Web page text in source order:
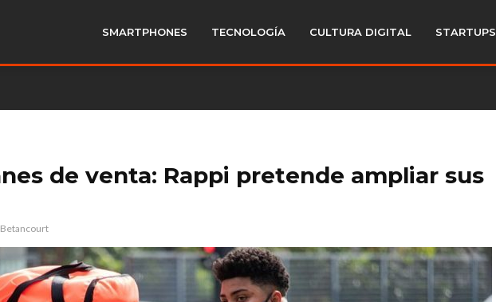
SMARTPHONES TECNOLOGÍA CULTURA DIGITAL STARTUPS
de venta: Rappi pretende ampliar sus